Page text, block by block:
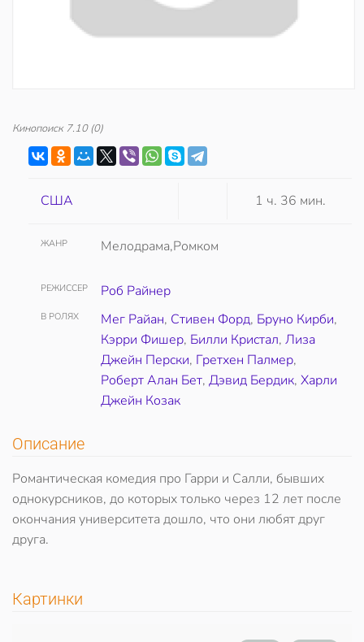
Кинопоиск 7.10(0)
США 1 ч. 36 мин.
ЖАНР Мелодрама,Ромком
РЕЖИССЕР Роб Райнер
В РОЛЯХ Мег Райан, Стивен Форд, Бруно Кирби,
Кэрри Фишер, Билли Кристал, Лиза
Джейн Перски, Гретхен Палмер,
Роберт Алан Бет, Дэвид Бердик, Харли
Джейн Козак
Описание
Романтическая комедия про Гарри и Салли, бывших
однокурсников, до которых только через 12 лет после
окончания университета дошло, что они любят друг
друга.
Картинки